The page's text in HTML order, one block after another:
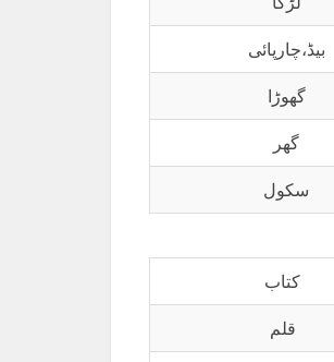
بیڈ،چارپائی
گھوڑا
گھر
سکول
کتاب
قلم